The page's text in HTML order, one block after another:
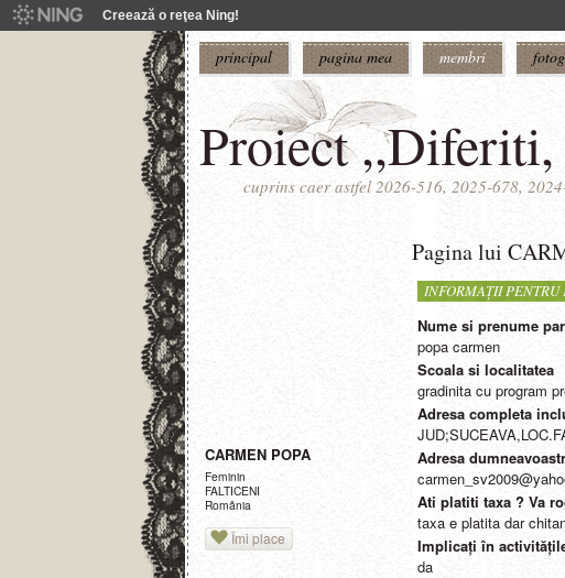
Creează o reţea Ning!
principal pagina mea membri
Proiect ,,Diferiti,
cuprins caer astfel 2026-516, 2025-678,
CARMEN POPA
Feminin
FALTICENI
România
Îmi place
Pagina lui
INFORMAŢII PENTRU
Nume si prenume
popa carmen
Scoala si localitatea
gradinita cu program
Adresa completa
Adresa
Ati platiti taxa ? Va
taxa e platita dar
Implicați în
da